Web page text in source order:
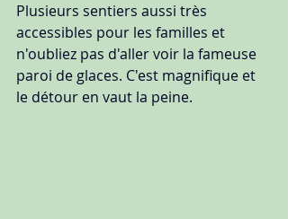
Plusieurs sentiers aussi très
accessibles pour les familles et
n'oubliez pas d'aller voir la fameuse
paroi de glaces. C'est magnifique et
le détour en vaut la peine.